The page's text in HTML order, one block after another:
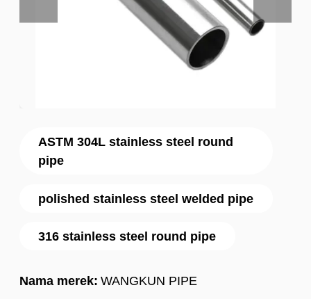
ASTM 304L stainless steel round
pipe
polished stainless steel welded pipe
316 stainless steel round pipe
Nama merek: WANGKUN PIPE